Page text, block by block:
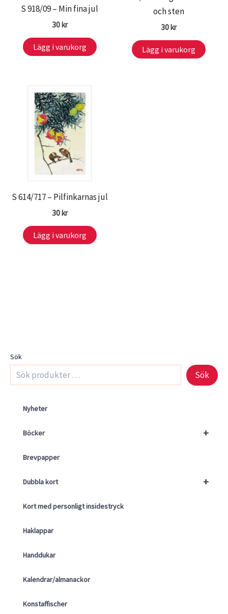
Sök
Sök
Nyheter
+
Böcker
Brevpapper
+
Dubbla kort
Kort med personligt insidestryck
Haklappar
Handdukar
Kalendrar/almanackor
Konstaffischer
S 918/09 – Min fina jul
30 kr
Lägg i varukorg
och sten
30kr
Lägg i varukorg
S 614/717 – Pilfinkarnas jul
30 kr
Lägg i varukorg